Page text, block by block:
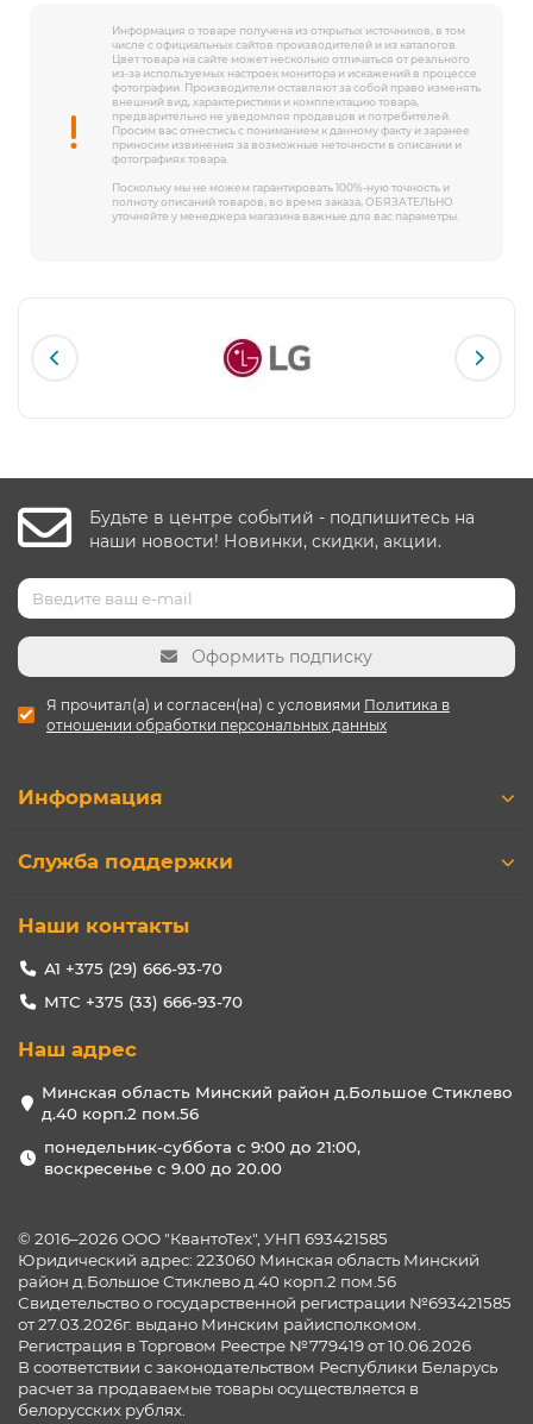
Информация о товаре получена из открытых источников, в том
числе с официальных сайтов производителей и из каталогов.
Цвет товара на сайте может несколько отличаться от реального
из-за используемых настроек монитора и искажений в процессе
фотографии. Производители оставляют за собой право изменять
внешний вид, характеристики и комплектацию товара,
предварительно не уведомляя продавцов и потребителей.
Просим вас отнестись с пониманием к данному факту и заранее
приносим извинения за возможные неточности в описании и
фотографиях товара.
Поскольку мы не можем гарантировать 100%-ную точность и
полноту описаний товаров, во время заказа, ОБЯЗАТЕЛЬНО
уточняйте у менеджера магазина важные для вас параметры.
Будьте в центре событий - подпишитесь на
наши новости! Новинки, скидки, акции.
Оформить подписку
Я прочитал(а) и согласен(на) с условиями Политика в
отношении обработки персональных данных
Информация
Служба поддержки
Наши контакты
А1 +375 (29) 666-93-70
МТС +375 (33) 666-93-70
Наш адрес
Минская область Минский район д.Большое Стиклево
д.40 корп.2 пом.56
понедельник-суббота с 9:00 до 21:00,
воскресенье с 9.00 до 20.00
© 2016–2026 ООО "КвантоТех", УНП 693421585
Юридический адрес: 223060 Минская область Минский
район д.Большое Стиклево д.40 корп.2 пом.56
Свидетельство о государственной регистрации №693421585
от 27.03.2026г. выдано Минским райисполкомом.
Регистрация в Торговом Реестре №779419 от 10.06.2026
В соответствии с законодательством Республики Беларусь
расчет за продаваемые товары осуществляется в
белорусских рублях.